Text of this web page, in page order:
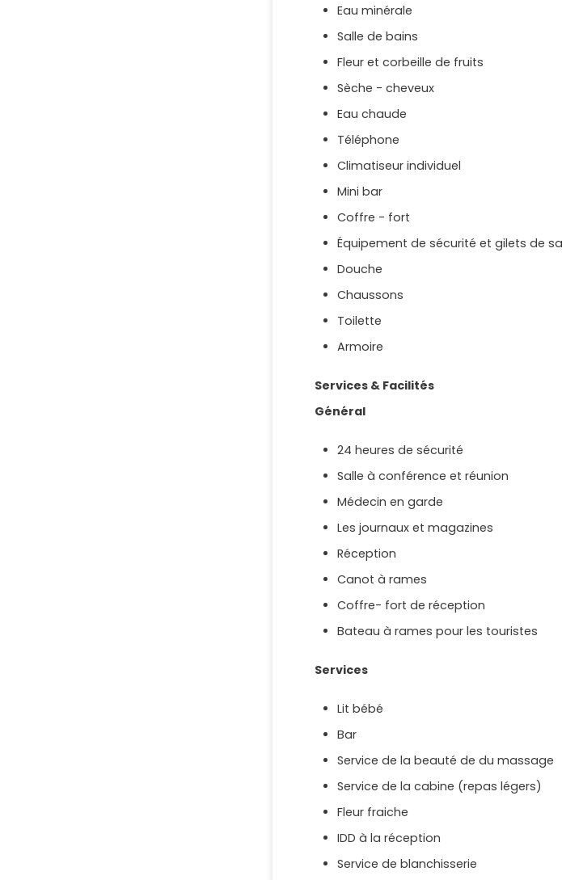
Eau minérale
Salle de bains
Fleur et corbeille de fruits
Sèche - cheveux
Eau chaude
Téléphone
Climatiseur individuel
Mini bar
Coffre - fort
Équipement de sécurité et gilets de
Douche
Chaussons
Toilette
Armoire
Services & Facilités
Général
24 heures de sécurité
Salle à conférence et réunion
Médecin en garde
Les journaux et magazines
Réception
Canot à rames
Coffre- fort de réception
Bateau à rames pour les touristes
Services
Lit bébé
Bar
Service de la beauté de du massage
Service de la cabine (repas légers)
Fleur fraiche
IDD à la réception
Service de blanchisserie